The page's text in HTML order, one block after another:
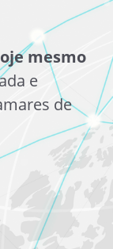
mesmo
e
de